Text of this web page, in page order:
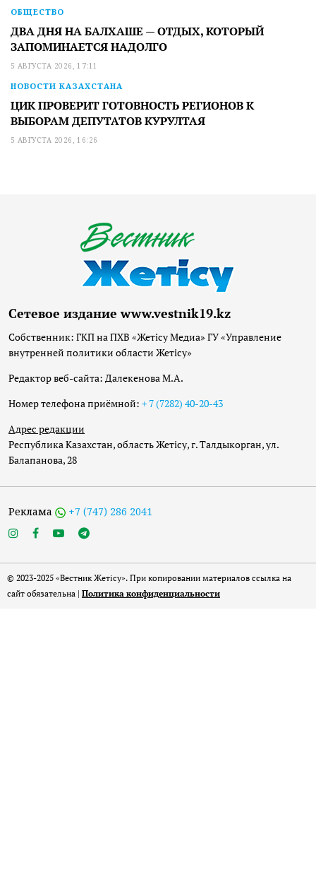
ОБЩЕСТВО
ДВА ДНЯ НА БАЛХАШЕ — ОТДЫХ, КОТОРЫЙ
ЗАПОМИНАЕТСЯ НАДОЛГО
5 АВГУСТА 2026, 17:11
НОВОСТИ КАЗАХСТАНА
ЦИК ПРОВЕРИТ ГОТОВНОСТЬ РЕГИОНОВ К
ВЫБОРАМ ДЕПУТАТОВ КУРУЛТАЯ
5 АВГУСТА 2026, 16:26
Сетевое издание www.vestnik19.kz
Собственник: ГКП на ПХВ «Жетісу Медиа» ГУ «Управление
внутренней политики области Жетісу»
Редактор веб-сайта: Далекенова М.А.
Номер телефона приёмной: + 7 (7282) 40-20-43
Адрес редакции
Республика Казахстан, область Жетісу, г. Талдыкорган, ул.
Балапанова, 28
Реклама +7 (747) 286 2041
© 2023-2025 «Вестник Жетісу». При копировании материалов ссылка на
сайт обязательна | Политика конфиденциальности